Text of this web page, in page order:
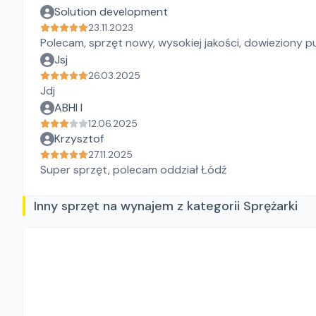
Solution development
23.11.2023
Polecam, sprzęt nowy, wysokiej jakości, dowieziony
Jsj
26.03.2025
Jdj
ABHI I
12.06.2025
Krzysztof
27.11.2025
Super sprzęt, polecam oddział Łódź
Inny sprzęt na wynajem z kategorii Sprężarki